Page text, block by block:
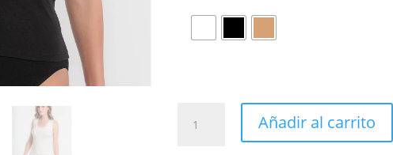
Añadir al carrito